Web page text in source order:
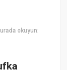
okuyun: